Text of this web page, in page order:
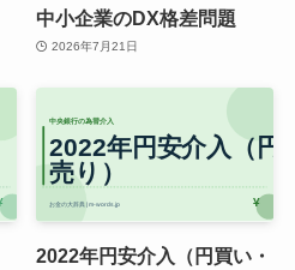
中小企業のDX格差問題
2026年7月21日
2022年円安介入（円買い・